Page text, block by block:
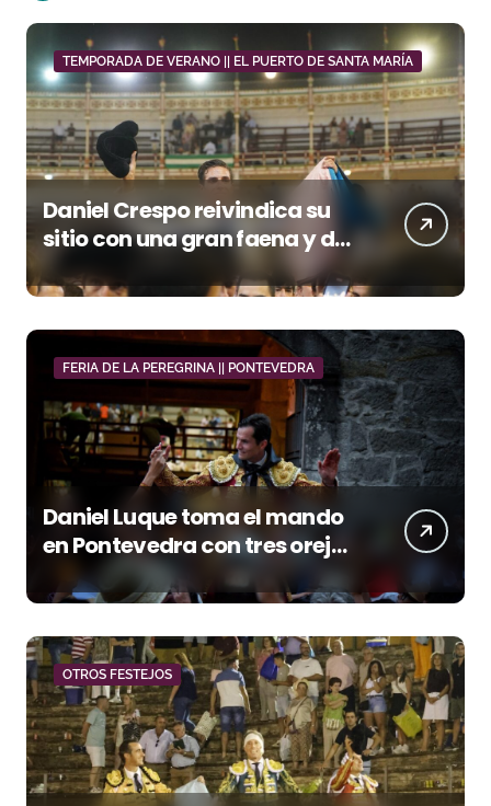
TEMPORADA DE VERANO || EL PUERTO DE SANTA MARÍA
Daniel Crespo reivindica su
sitio con una gran faena y dos
orejas
FERIA DE LA PEREGRINA || PONTEVEDRA
Daniel Luque toma el mando
en Pontevedra con tres orejas
y una Puerta Grande de peso
OTROS FESTEJOS